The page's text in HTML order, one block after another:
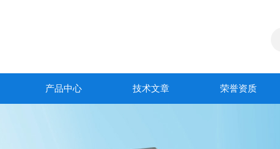
产品中心 技术文章 荣誉资质